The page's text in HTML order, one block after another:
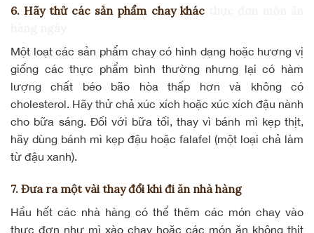
6. Hãy thử các sản phẩm chay khác
Một loạt các sản phẩm chay có hình dạng hoặc hương vị
giống các thực phẩm bình thường nhưng lại có hàm
lượng chất béo bão hòa thấp hơn và không có
cholesterol. Hãy thử chả xúc xích hoặc xúc xích đậu nành
cho bữa sáng. Đối với bữa tối, thay vì bánh mì kẹp thịt,
hãy dùng bánh mì kẹp đậu hoặc falafel (một loại chả làm
từ đậu xanh).
7. Đưa ra một vài thay đổi khi đi ăn nhà hàng
Hầu hết các nhà hàng có thể thêm các món chay vào
thực đơn như mì xào chay hoặc các món ăn không thịt